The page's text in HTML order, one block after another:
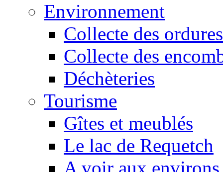
Environnement
Collecte des ordures
Collecte des
Déchèteries
Tourisme
Gîtes et meublés
Le lac de Requetch